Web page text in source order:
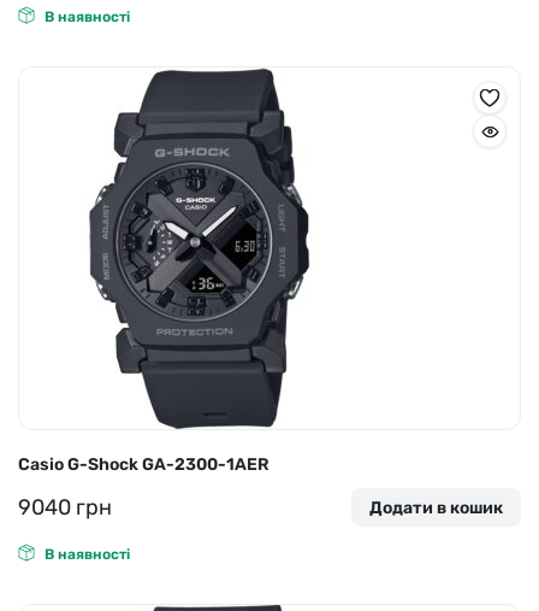
В наявності
Casio G-Shock GA-2300-1AER
9040 грн Додати в кошик
В наявності